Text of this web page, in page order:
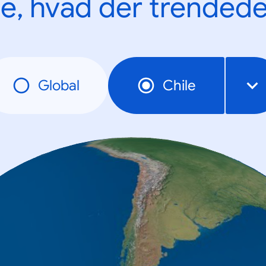
hvad der
Global Chile